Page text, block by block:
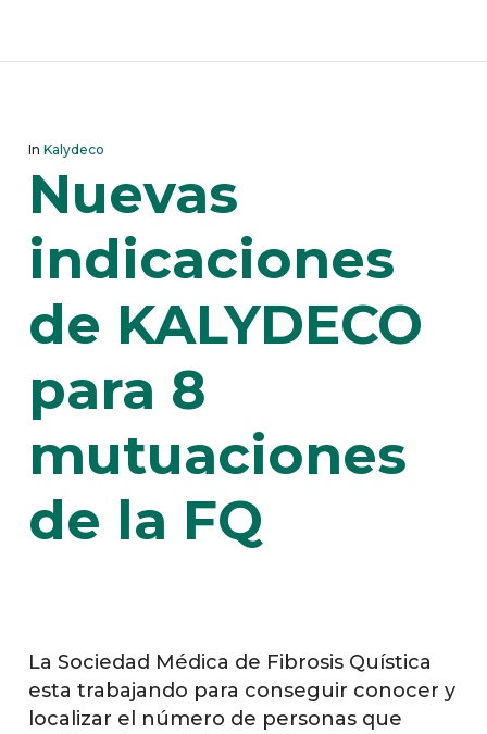
In Kalydeco
Nuevas
indicaciones
de KALYDECO
para 8
mutuaciones
de la FQ
La Sociedad Médica de Fibrosis Quística
esta trabajando para conseguir conocer y
localizar el número de personas que